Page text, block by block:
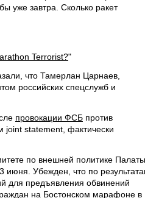
уже завтра. Сколько ракет
Terrorist?"
что Тамерлан Царнаев,
российских спецслужб и
провокации ФСБ против
joint statement, фактически
по внешней политике Палаты
июня. Убежден, что по
для предъявления обвинений
на Бостонском марафоне в